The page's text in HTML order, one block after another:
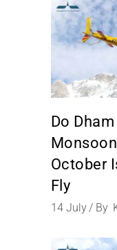
Do
October
Fly
14 July By